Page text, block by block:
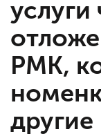
услуги
РМК,